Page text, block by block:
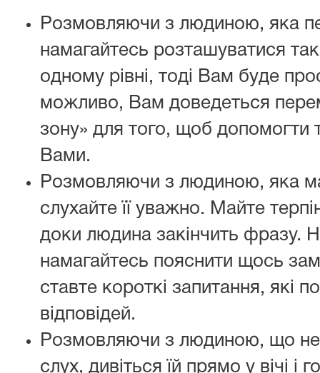
Розмовляючи з людиною, яка
намагайтесь розташуватися
одному рівні, тоді Вам буде
можливо, Вам доведеться
зону» для того, щоб допомогти
Вами.
Розмовляючи з людиною, яка
слухайте її уважно. Майте
доки людина закінчить фразу.
намагайтесь пояснити щось
ставте короткі запитання, які
відповідей.
Розмовляючи з людиною, що
слух, дивіться їй прямо у вічі і